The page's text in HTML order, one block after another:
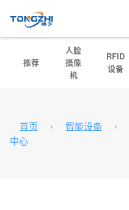
推荐
人脸
摄像
机
RFID
设备
首页 › 智能设备 ›
中心